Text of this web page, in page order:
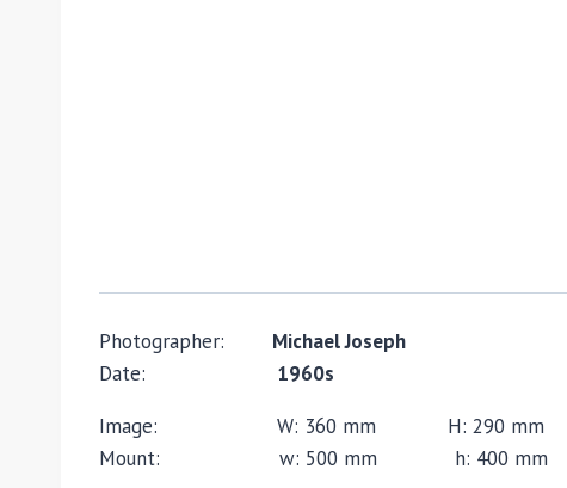
Photographer: Michael Joseph
Date: 1960s
Image: W: 360 mm H: 290 mm
Mount: w: 500 mm h: 400 mm